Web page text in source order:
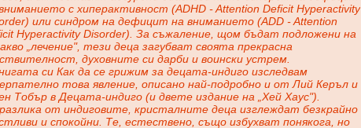
с хиперактивност (ADHD - Attention Deficit Hyperactivity
или синдром на дефицит на вниманието (ADD - Attention
Hyperactivity Disorder). За съжаление, щом бъдат подложени на
„лечение", тези деца загубват своята прекрасна
духовните си дарби и воински устрем.
си Как да се грижим за децата-индиго изследвам
това явление, описано най-подробно и от Лий Керъл и
Тобър в Децата-индиго (и двете издание на „Хей Хаус").
от индиговите, кристалните деца изглеждат безкрайно
и спокойни. Те, естествено, също избухват понякога, но